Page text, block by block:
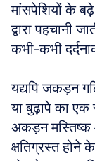
मांसपेशियों के
द्वारा पहचानी
कभी-कभी
यद्यपि जकड़न
या बुढ़ापे का एक
अकड़न मस्तिष्क
क्षतिग्रस्त होने